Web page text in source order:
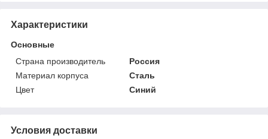
Характеристики
Основные
Страна производитель
Россия
Материал корпуса
Сталь
Цвет
Синий
Условия доставки